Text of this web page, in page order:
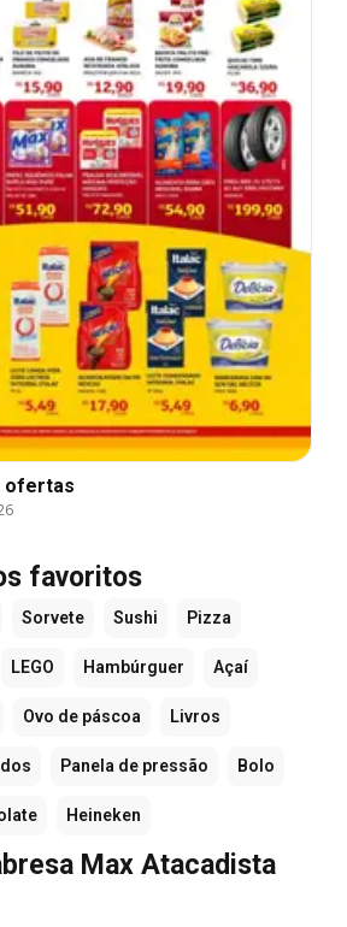
ofertas
favoritos
Sorvete Sushi Pizza
LEGO Hambúrguer Açaí
Ovo de páscoa Livros
Panela de pressão Bolo
Heineken
Max Atacadista